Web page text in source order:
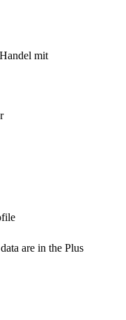
mit
are in the Plus